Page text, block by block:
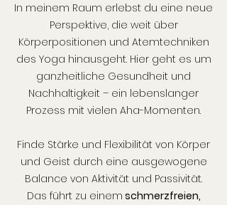
In meinem Raum erlebst du eine neue
Perspektive, die weit über
Körperpositionen und Atemtechniken
des Yoga hinausgeht. Hier geht es um
ganzheitliche Gesundheit und
Nachhaltigkeit – ein lebenslanger
Prozess mit vielen Aha-Momenten.
Finde Stärke und Flexibilität von Körper
und Geist durch eine ausgewogene
Balance von Aktivität und Passivität.
Das führt zu einem schmerzfreien,